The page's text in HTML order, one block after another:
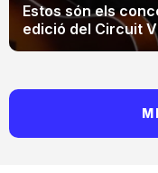
Estos són els
edició del Circuit